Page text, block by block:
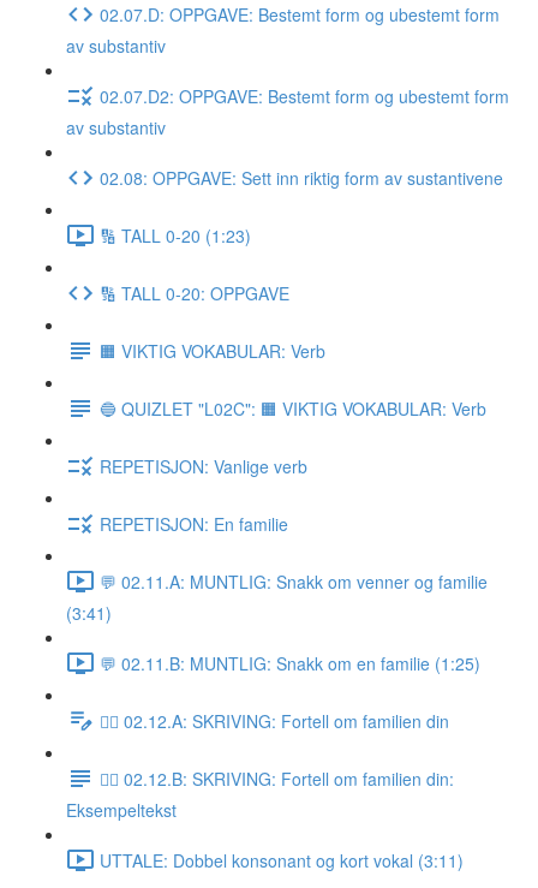
02.07.D: OPPGAVE: Bestemt form og ubestemt form
av substantiv
02.07.D2: OPPGAVE: Bestemt form og ubestemt form
av substantiv
02.08: OPPGAVE: Sett inn riktig form av sustantivene
🔢 TALL 0-20 (1:23)
🔢 TALL 0-20: OPPGAVE
🟧 VIKTIG VOKABULAR: Verb
🔵 QUIZLET "L02C": 🟧 VIKTIG VOKABULAR: Verb
REPETISJON: Vanlige verb
REPETISJON: En familie
💬 02.11.A: MUNTLIG: Snakk om venner og familie
(3:41)
💬 02.11.B: MUNTLIG: Snakk om en familie (1:25)
✍🏼 02.12.A: SKRIVING: Fortell om familien din
✍🏼 02.12.B: SKRIVING: Fortell om familien din:
Eksempeltekst
UTTALE: Dobbel konsonant og kort vokal (3:11)